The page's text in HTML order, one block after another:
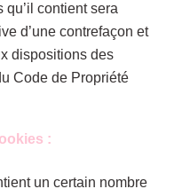
contient sera
d’une contrefaçon et
dispositions des
Code de Propriété
:
un certain nombre